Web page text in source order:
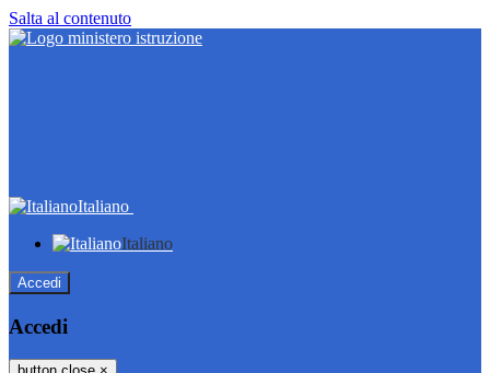
Salta al contenuto
Italiano
Italiano
Accedi
Accedi